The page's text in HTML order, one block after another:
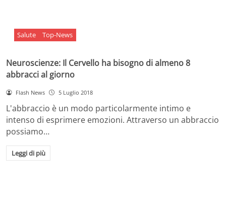
Salute Top-News
Neuroscienze: Il Cervello ha bisogno di almeno 8
abbracci al giorno
Flash News 5 Luglio 2018
L'abbraccio è un modo particolarmente intimo e
intenso di esprimere emozioni. Attraverso un abbraccio
possiamo…
Leggi di più